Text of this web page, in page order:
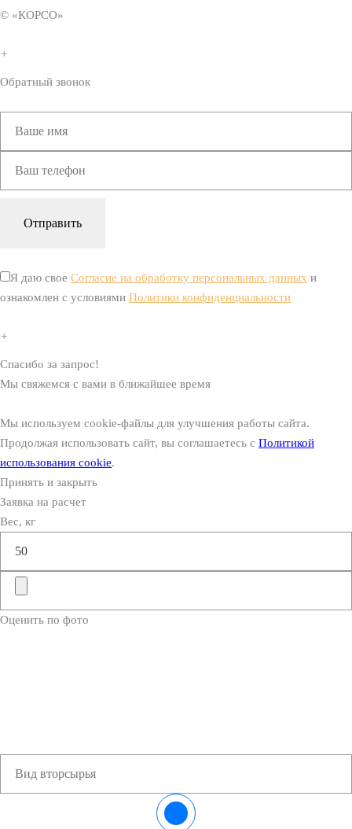
© «КОРСО»
+
Обратный звонок
Я даю свое Согласие на обработку персональных данных и
ознакомлен с условиями Политики конфиденциальности
+
Спасибо за запрос!
Мы свяжемся с вами в ближайшее время
Мы используем cookie-файлы для улучшения работы сайта.
Продолжая использовать сайт, вы соглашаетесь с Политикой
использования cookie.
Принять и закрыть
Заявка на расчет
Вес, кг
Оценить по фото